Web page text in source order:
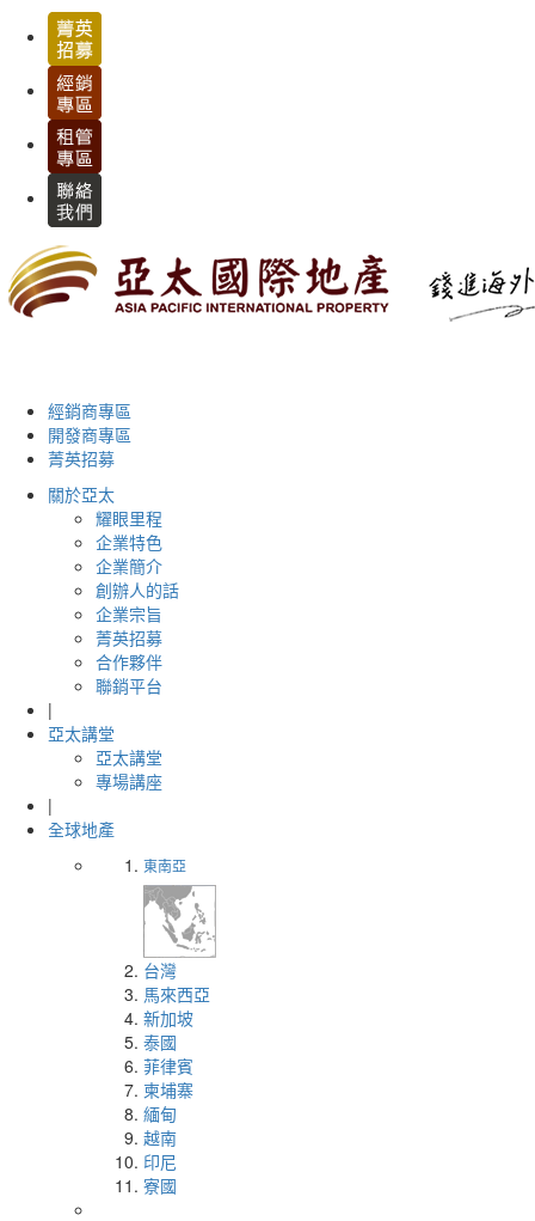
經銷商專區
開發商專區
菁英招募
關於亞太
耀眼里程
企業特色
企業簡介
創辦人的話
企業宗旨
菁英招募
合作夥伴
聯銷平台
|
亞太講堂
亞太講堂
專場講座
|
全球地產
東南亞
台灣
馬來西亞
新加坡
泰國
菲律賓
柬埔寨
緬甸
越南
印尼
寮國